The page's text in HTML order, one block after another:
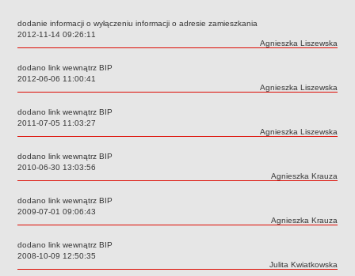
Związki i stowarzyszenia
Rejestr zbiorów danych osobowych
Rejestr instytucji kultury
RODO Klauzule informacyjne
Dane teleadresowe
Czas pracy urzędu
Nr konta bankowego, NIP, REGON
Pracownicy urzędu - urząd gminy
Pracownicy urzędu - baza magazynowo - warsztatowa
dodanie informacji o wyłączeniu informacji o adresie zamieszkania
Data:
2012-11-14 09:26:11
Autor:
Agnieszka Liszewska
dodano link wewnątrz BIP
Data:
2012-06-06 11:00:41
Autor:
Agnieszka Liszewska
dodano link wewnątrz BIP
Data:
2011-07-05 11:03:27
Autor:
Agnieszka Liszewska
dodano link wewnątrz BIP
Data:
2010-06-30 13:03:56
Autor:
Agnieszka Krauza
dodano link wewnątrz BIP
Data:
2009-07-01 09:06:43
Autor:
Agnieszka Krauza
dodano link wewnątrz BIP
Data:
2008-10-09 12:50:35
Autor:
Julita Kwiatkowska